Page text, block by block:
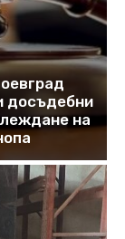
досъдебни
на